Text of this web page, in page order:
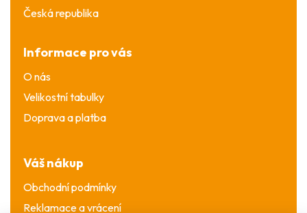
Česká republika
Informace pro vás
O nás
Velikostní tabulky
Doprava a platba
Váš nákup
Obchodní podmínky
Reklamace a vrácení